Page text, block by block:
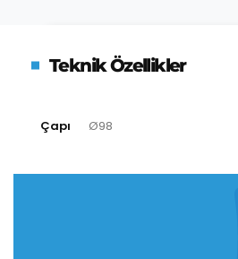
Teknik Özellikler
Çapı Ø98